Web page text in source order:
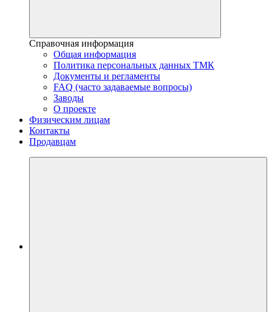
Справочная информация
Общая информация
Политика персональных данных ТМК
Документы и регламенты
FAQ (часто задаваемые вопросы)
Заводы
О проекте
Физическим лицам
Контакты
Продавцам